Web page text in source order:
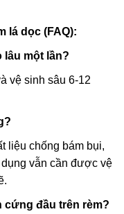
lá dọc (FAQ):
lâu một lần?
vệ sinh sâu 6-12
liệu chống bám bụi,
vẫn cần được vệ
cứng đầu trên rèm?